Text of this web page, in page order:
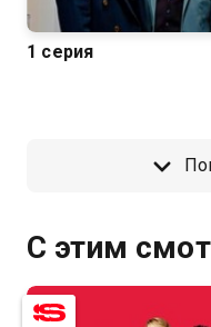
1 серия
С этим